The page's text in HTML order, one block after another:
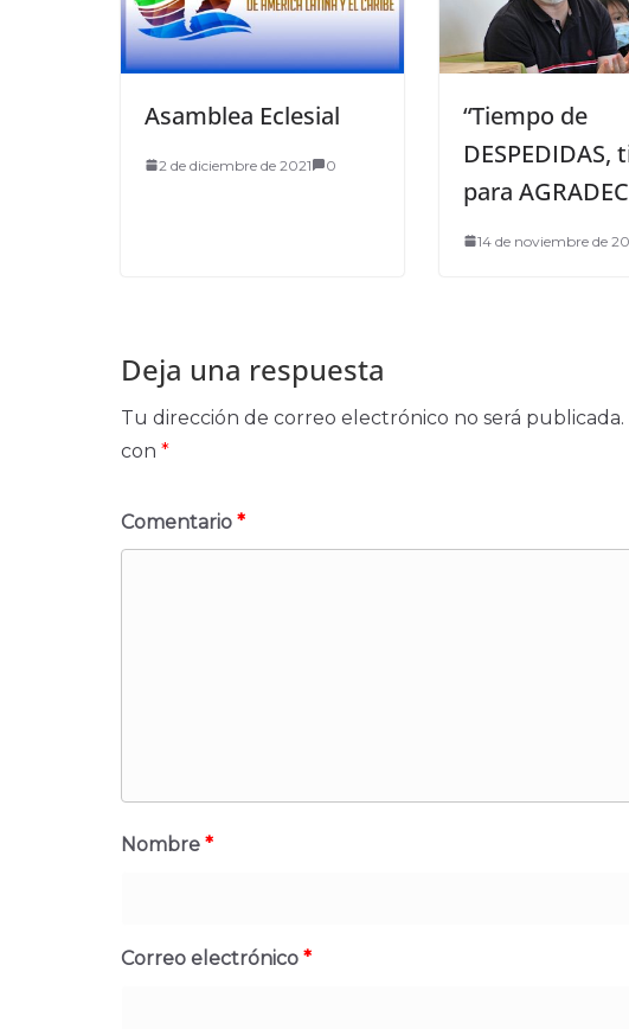
Asamblea Eclesial
2 de diciembre de 2021 0
“Tiempo de
DESPEDIDAS,
para
14 de noviembre de
Deja una respuesta
Tu dirección de correo electrónico no será publicada.
con *
Comentario *
Nombre *
Correo electrónico *